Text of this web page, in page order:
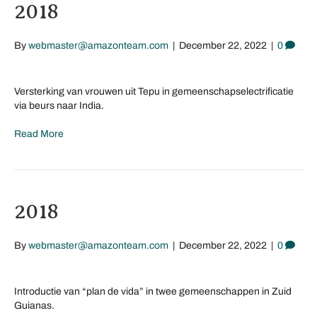
2018
By webmaster@amazonteam.com December 22, 2022 0
Versterking van vrouwen uit Tepu in gemeenschapselectrificatie
via beurs naar India.
Read More
2018
By webmaster@amazonteam.com December 22, 2022 0
Introductie van “plan de vida” in twee gemeenschappen in Zuid
Guianas.